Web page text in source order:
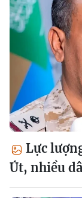
Lực
Út, nhiều